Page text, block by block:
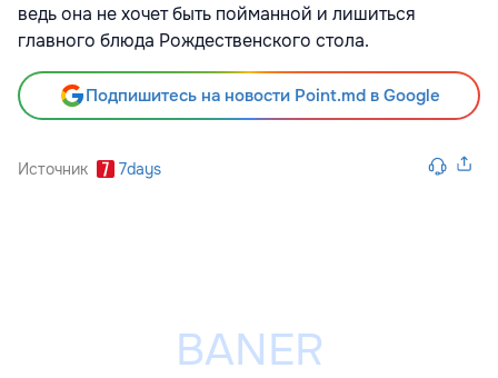
ведь она не хочет быть пойманной и лишиться
главного блюда Рождественского стола.
Подпишитесь на новости Point.md в Google
Источник 7days